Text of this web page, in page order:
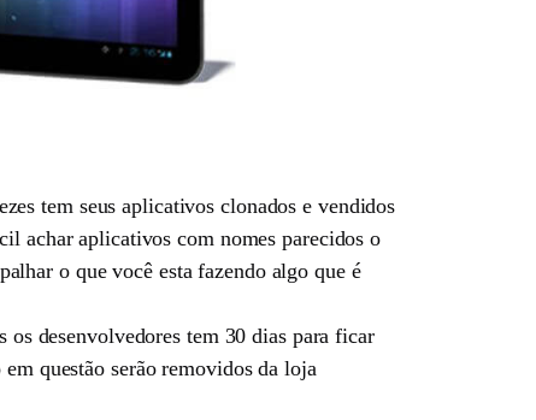
tem seus aplicativos clonados e vendidos
achar aplicativos com nomes parecidos o
o que você esta fazendo algo que é
os desenvolvedores tem 30 dias para ficar
questão serão removidos da loja